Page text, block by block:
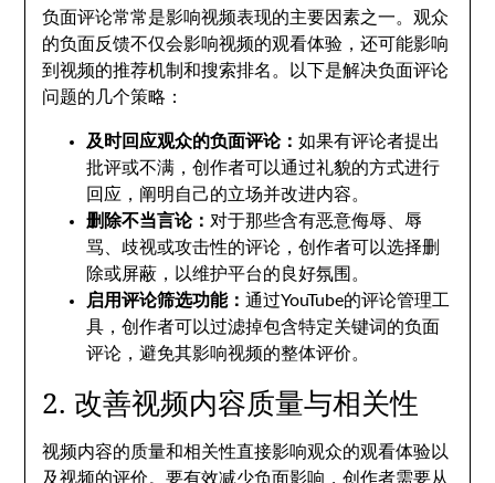
负面评论常常是影响视频表现的主要因素之一。观众
的负面反馈不仅会影响视频的观看体验，还可能影响
到视频的推荐机制和搜索排名。以下是解决负面评论
问题的几个策略：
及时回应观众的负面评论：如果有评论者提出
批评或不满，创作者可以通过礼貌的方式进行
回应，阐明自己的立场并改进内容。
删除不当言论： 对于那些含有恶意侮辱、辱
骂、歧视或攻击性的评论，创作者可以选择删
除或屏蔽，以维护平台的良好氛围。
启用评论筛选功能：通过YouTube的评论管理工
具，创作者可以过滤掉包含特定关键词的负面
评论，避免其影响视频的整体评价。
2. 改善视频内容质量与相关性
视频内容的质量和相关性直接影响观众的观看体验以
及视频的评价。要有效减少负面影响，创作者需要从